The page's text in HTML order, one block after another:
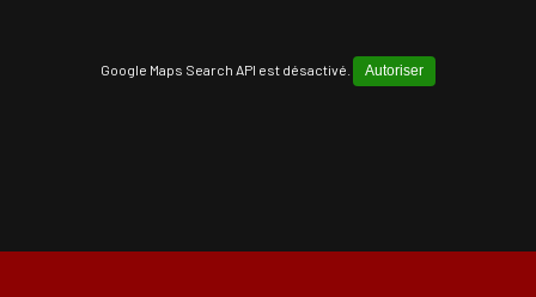
Google Maps Search API est désactivé. Autoriser